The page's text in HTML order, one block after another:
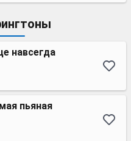
навсегда
пьяная